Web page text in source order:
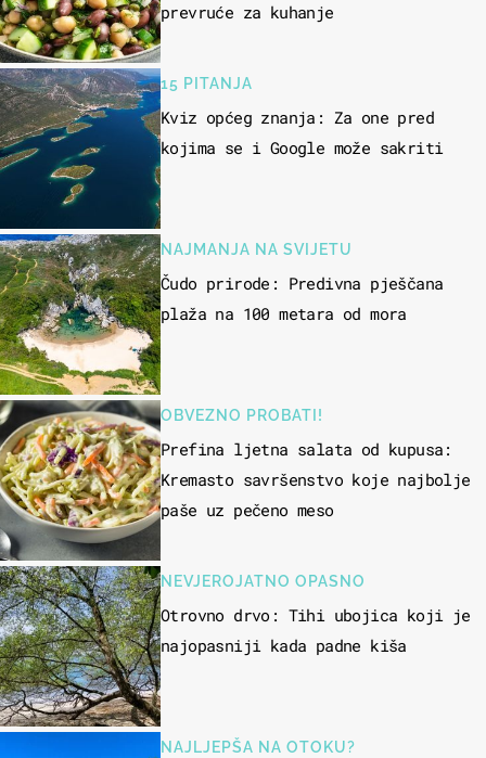
prevruće za kuhanje
15 PITANJA
Kviz općeg znanja: Za one pred
kojima se i Google može sakriti
NAJMANJA NA SVIJETU
Čudo prirode: Predivna pješčana
plaža na 100 metara od mora
OBVEZNO PROBATI!
Prefina ljetna salata od kupusa:
Kremasto savršenstvo koje najbolje
paše uz pečeno meso
NEVJEROJATNO OPASNO
Otrovno drvo: Tihi ubojica koji je
najopasniji kada padne kiša
NAJLJEPŠA NA OTOKU?